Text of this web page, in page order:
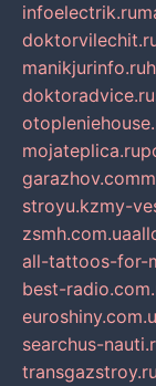
infoelectrik.ru
manikjurinfo.ru
doktoradvice.ru
mojateplica.ru
garazhov.com
stroyu.kzmy-
zsmh.com.ua
all-tattoos-for-
best-
searchus-
transgazstroy.ru